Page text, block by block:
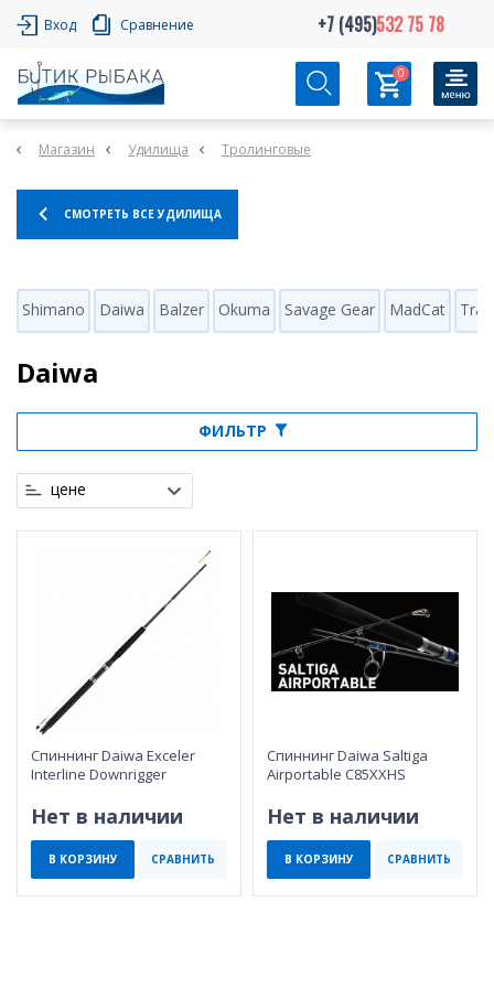
Вход Сравнение +7 (495)532 75 78
0
Магазин Удилища Тролинговые
СМОТРЕТЬ ВСЕ УДИЛИЩА
Shimano Daiwa Balzer Okuma Savage Gear MadCat
Daiwa
ФИЛЬТР
цене
Спиннинг Daiwa Exceler
Interline Downrigger
Нет в наличии
В КОРЗИНУ СРАВНИТЬ
Спиннинг Daiwa Saltiga
Airportable C85XXHS
Нет в наличии
В КОРЗИНУ СРАВНИТЬ